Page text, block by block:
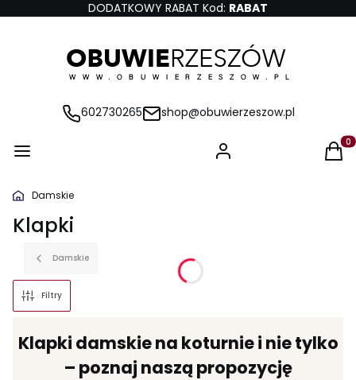
DODATKOWY RABAT Kod: RABAT
602730265 shop@obuwierzeszow.pl
Damskie
Klapki
Damskie
Filtry
Klapki damskie na koturnie i nie tylko
– poznaj naszą propozycję